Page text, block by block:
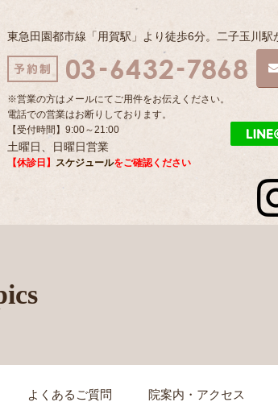
東急田園都市線「用賀駅」より徒歩6分。二子玉川駅
※営業の方はメールにてご用件をお伝えください。
電話での営業はお断りしております。
【受付時間】9:00～21:00
土曜日、日曜日営業
【休診日】 スケジュールをご確認ください
よくあるご質問 院案内・アクセス